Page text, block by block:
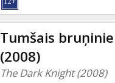
Tumšais
(2008)
The Dark Knight (2008)